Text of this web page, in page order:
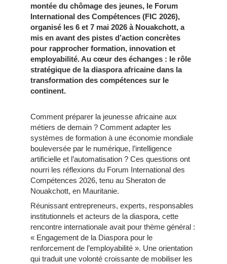
montée du chômage des jeunes, le Forum
International des Compétences (FIC 2026),
organisé les 6 et 7 mai 2026 à Nouakchott, a
mis en avant des pistes d’action concrètes
pour rapprocher formation, innovation et
employabilité. Au cœur des échanges : le rôle
stratégique de la diaspora africaine dans la
transformation des compétences sur le
continent.
Comment préparer la jeunesse africaine aux
métiers de demain ? Comment adapter les
systèmes de formation à une économie mondiale
bouleversée par le numérique, l’intelligence
artificielle et l’automatisation ? Ces questions ont
nourri les réflexions du Forum International des
Compétences 2026, tenu au Sheraton de
Nouakchott, en Mauritanie.
Réunissant entrepreneurs, experts, responsables
institutionnels et acteurs de la diaspora, cette
rencontre internationale avait pour thème général :
« Engagement de la Diaspora pour le
renforcement de l’employabilité ». Une orientation
qui traduit une volonté croissante de mobiliser les